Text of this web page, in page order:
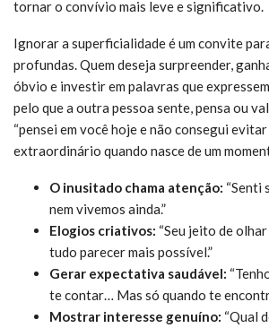
tornar o convívio mais leve e significativo.
Ignorar a superficialidade é um convite
profundas. Quem deseja surpreender,
óbvio e investir em palavras que
pelo que a outra pessoa sente, pensa ou
“pensei em você hoje e não consegui
extraordinário quando nasce de um
O inusitado chama atenção: “Senti
nem vivemos ainda.”
Elogios criativos: “Seu jeito de
tudo parecer mais possível.”
Gerar expectativa saudável:
te contar… Mas só quando te
Mostrar interesse genuíno: “Qual